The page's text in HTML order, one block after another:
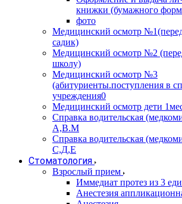
книжки (бумажного
фото
Медицинский осмотр
садик)
Медицинский осмотр №2
школу)
Медицинский осмотр №3
(абитуриенты.поступления в
учреждения0
Медицинский осмотр дети
Справка водительская
А,В.М
Справка водительская
С,Д,Е
Стоматология
Взрослый прием
Иммедиат протез из 3
Анестезия